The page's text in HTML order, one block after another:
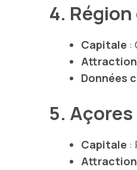
4.
Capitale :
Données
5. Açores
Capitale :